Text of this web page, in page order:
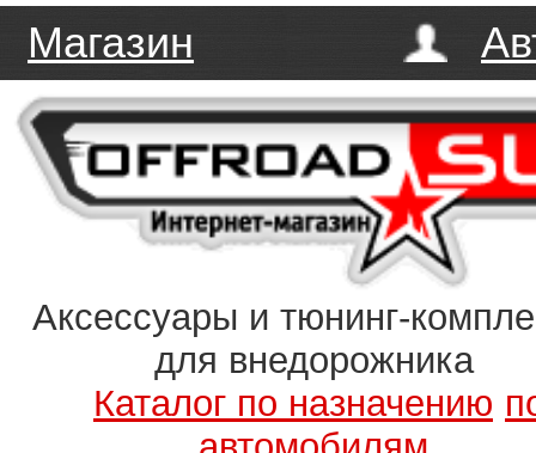
Магазин
Аксессуары и тюнинг-
для внедорожника
Каталог по назначению